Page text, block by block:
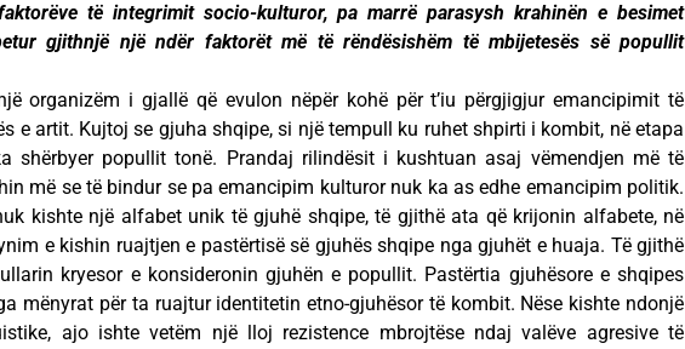
të integrimit socio-kulturor, pa marrë parasysh krahinën e besimet
gjithnjë një ndër faktorët më të rëndësishëm të mbijetesës së popullit
organizëm i gjallë që evulon nëpër kohë për t’iu përgjigjur emancipimit të
e artit. Kujtoj se gjuha shqipe, si një tempull ku ruhet shpirti i kombit, në etapa
shërbyer popullit tonë. Prandaj rilindësit i kushtuan asaj vëmendjen më të
më se të bindur se pa emancipim kulturor nuk ka as edhe emancipim politik.
kishte një alfabet unik të gjuhë shqipe, të gjithë ata që krijonin alfabete, në
e kishin ruajtjen e pastërtisë së gjuhës shqipe nga gjuhët e huaja. Të gjithë
kryesor e konsideronin gjuhën e popullit. Pastërtia gjuhësore e shqipes
mënyrat për ta ruajtur identitetin etno-gjuhësor të kombit. Nëse kishte ndonjë
ajo ishte vetëm një lloj rezistence mbrojtëse ndaj valëve agresive të